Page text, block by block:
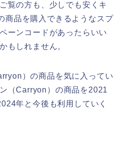
覧の方も、少しでも安くキ
商品を購入できるようなスプ
ーンコードがあったらいい
もしれません。
）の商品を気に入ってい
（Carryon）の商品を2021
年と今後も利用していく